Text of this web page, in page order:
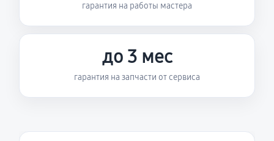
гарантия на работы мастера
до 3 мес
гарантия на запчасти от сервиса